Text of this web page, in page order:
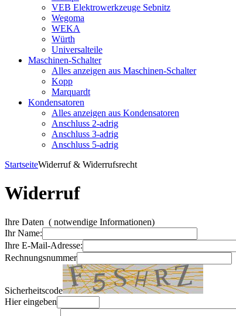
VEB Elektrowerkzeuge Sebnitz
Wegoma
WEKA
Würth
Universalteile
Maschinen-Schalter
Alles anzeigen aus Maschinen-Schalter
Kopp
Marquardt
Kondensatoren
Alles anzeigen aus Kondensatoren
Anschluss 2-adrig
Anschluss 3-adrig
Anschluss 5-adrig
StartseiteWiderruf & Widerrufsrecht
Widerruf
Ihre Daten ( notwendige Informationen)
Ihr Name:
Ihre E-Mail-Adresse:
Rechnungsnummer
Sicherheitscode
Hier eingeben